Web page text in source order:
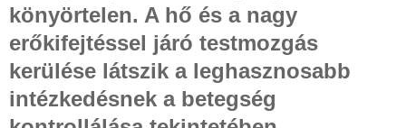
könyörtelen. A hő és a nagy
erőkifejtéssel járó testmozgás
kerülése látszik a leghasznosabb
intézkedésnek a betegség